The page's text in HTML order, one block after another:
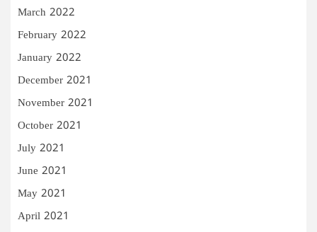
March 2022
February 2022
January 2022
December 2021
November 2021
October 2021
July 2021
June 2021
May 2021
April 2021